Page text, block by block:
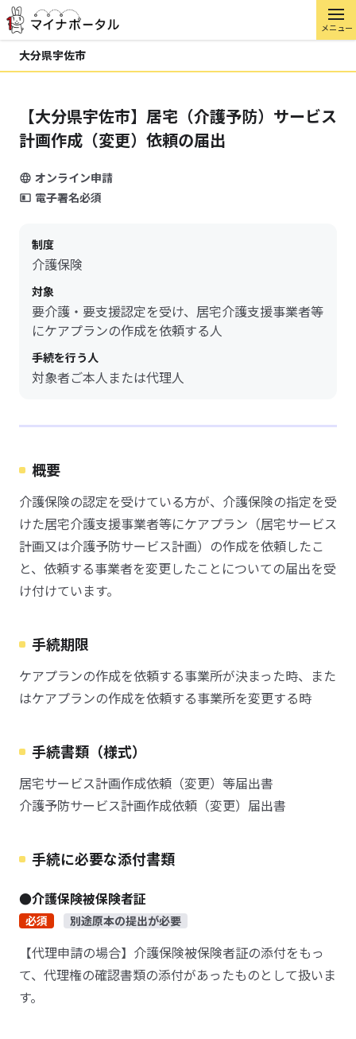
メニュー
大分県宇佐市
【大分県宇佐市】居宅（介護予防）サービス
計画作成（変更）依頼の届出
オンライン申請
電子署名必須
制度
介護保険
対象
要介護・要支援認定を受け、居宅介護支援事業者等
にケアプランの作成を依頼する人
手続を行う人
対象者ご本人または代理人
概要
介護保険の認定を受けている方が、介護保険の指定を受
けた居宅介護支援事業者等にケアプラン（居宅サービス
計画又は介護予防サービス計画）の作成を依頼したこ
と、依頼する事業者を変更したことについての届出を受
け付けています。
手続期限
ケアプランの作成を依頼する事業所が決まった時、また
はケアプランの作成を依頼する事業所を変更する時
手続書類（様式）
居宅サービス計画作成依頼（変更）等届出書
介護予防サービス計画作成依頼（変更）届出書
手続に必要な添付書類
●介護保険被保険者証
必須 別途原本の提出が必要
【代理申請の場合】介護保険被保険者証の添付をもっ
て、代理権の確認書類の添付があったものとして扱いま
す。